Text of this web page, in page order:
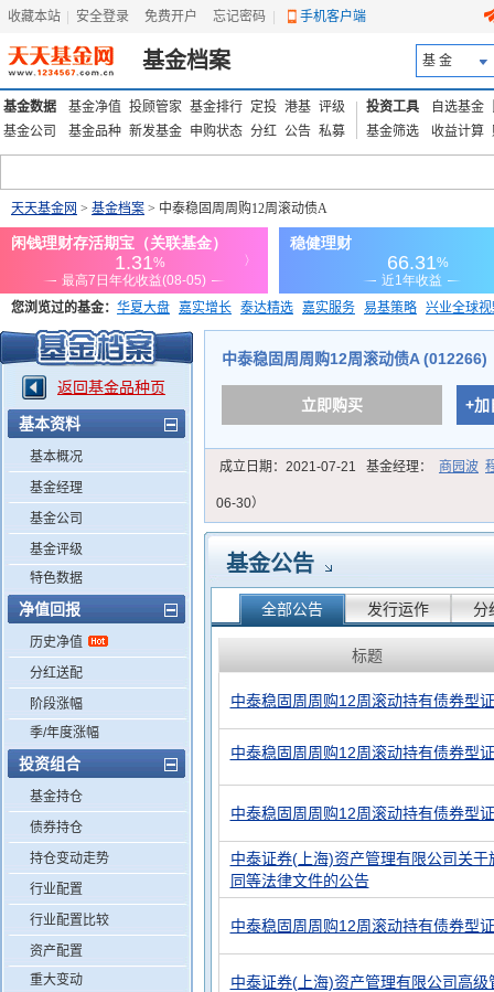
收藏本站 安全登录 免费开户 忘记密码 手机客户端
基金档案 基 金
基金数据 基金净值 投顾管家 基金排行 定投 港基 评级
基金公司
基金品种 新发基金 申购状态 分红 公告 私募
投资工具 自选基金
基金筛选
收益计算
天天基金网 > 基金档案 > 中泰稳固周周购12周滚动债A
您浏览过的基金： 华夏大盘 嘉实增长 泰达精选 嘉实服务 易基策略 兴业全球
添富优势 华安宏利 上证180价值ETF
返回基金品种页
基本资料
基本概况
基金经理
基金公司
基金评级
特色数据
净值回报
历史净值
分红送配
阶段涨幅
季/年度涨幅
投资组合
基金持仓
债券持仓
持仓变动走势
行业配置
行业配置比较
资产配置
重大变动
中泰稳固周周购12周滚动债A (012266)
立即购买 +加
成立日期： 2021-07-21 基金经理： 商园波
06-30）
基金公告
全部公告 发行运作 分
标题
中泰稳固周周购12周滚动持有债券型
中泰稳固周周购12周滚动持有债券型
中泰稳固周周购12周滚动持有债券型
中泰证券(上海)资产管理有限公司关
同等法律文件的公告
中泰稳固周周购12周滚动持有债券型
中泰证券(上海)资产管理有限公司高级